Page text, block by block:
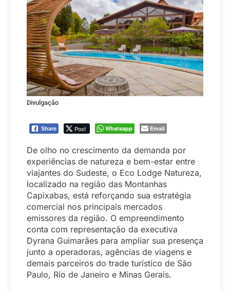
Divulgação
Share Post Whatsapp Email
De olho no crescimento da demanda por
experiências de natureza e bem-estar entre
viajantes do Sudeste, o Eco Lodge Natureza,
localizado na região das Montanhas
Capixabas, está reforçando sua estratégia
comercial nos principais mercados
emissores da região. O empreendimento
conta com representação da executiva
Dyrana Guimarães para ampliar sua presença
junto a operadoras, agências de viagens e
demais parceiros do trade turístico de São
Paulo, Rio de Janeiro e Minas Gerais.